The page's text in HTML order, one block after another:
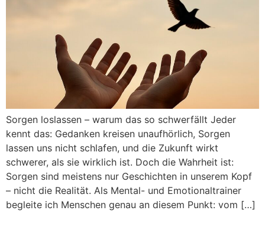
Sorgen loslassen – warum das so schwerfällt Jeder
kennt das: Gedanken kreisen unaufhörlich, Sorgen
lassen uns nicht schlafen, und die Zukunft wirkt
schwerer, als sie wirklich ist. Doch die Wahrheit ist:
Sorgen sind meistens nur Geschichten in unserem Kopf
– nicht die Realität. Als Mental- und Emotionaltrainer
begleite ich Menschen genau an diesem Punkt: vom […]